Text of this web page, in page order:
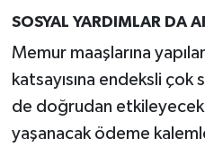
SOSYAL YARDIMLAR DA
Memur maaşlarına
katsayısına endeksli çok
de doğrudan
yaşanacak ödeme